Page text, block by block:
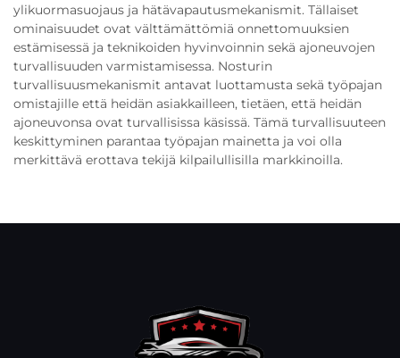
ylikuormasuojaus ja hätävapautusmekanismit. Tällaiset
ominaisuudet ovat välttämättömiä onnettomuuksien
estämisessä ja teknikoiden hyvinvoinnin sekä ajoneuvojen
turvallisuuden varmistamisessa. Nosturin
turvallisuusmekanismit antavat luottamusta sekä työpajan
omistajille että heidän asiakkailleen, tietäen, että heidän
ajoneuvonsa ovat turvallisissa käsissä. Tämä turvallisuuteen
keskittyminen parantaa työpajan mainetta ja voi olla
merkittävä erottava tekijä kilpailullisilla markkinoilla.